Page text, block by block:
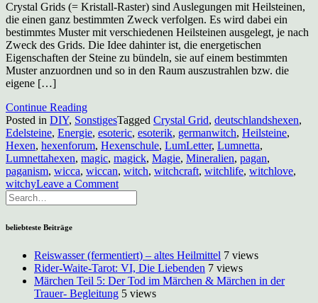
Crystal Grids (= Kristall-Raster) sind Auslegungen mit Heilsteinen,
die einen ganz bestimmten Zweck verfolgen. Es wird dabei ein
bestimmtes Muster mit verschiedenen Heilsteinen ausgelegt, je nach
Zweck des Grids. Die Idee dahinter ist, die energetischen
Eigenschaften der Steine zu bündeln, sie auf einem bestimmten
Muster anzuordnen und so in den Raum auszustrahlen bzw. die
eigene […]
Continue Reading
Posted in DIY, SonstigesTagged Crystal Grid, deutschlandshexen,
Edelsteine, Energie, esoteric, esoterik, germanwitch, Heilsteine,
Hexen, hexenforum, Hexenschule, LumLetter, Lumnetta,
Lumnettahexen, magic, magick, Magie, Mineralien, pagan,
paganism, wicca, wiccan, witch, witchcraft, witchlife, witchlove,
witchyLeave a Commenton
Grids
beliebteste Beiträge
Reiswasser (fermentiert) – altes Heilmittel 7 views
Rider-Waite-Tarot: VI, Die Liebenden 7 views
Märchen Teil 5: Der Tod im Märchen & Märchen in der
Trauer- Begleitung 5 views